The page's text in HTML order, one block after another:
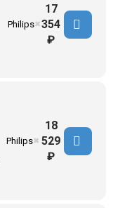
Philips✖
17
354
₽
Philips✖
18
529
₽